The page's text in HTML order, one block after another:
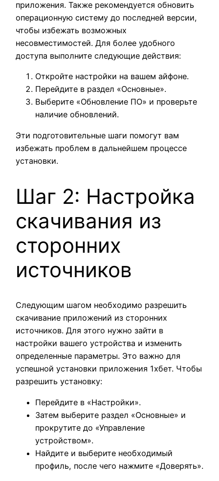
приложения. Также рекомендуется обновить
операционную систему до последней версии,
чтобы избежать возможных
несовместимостей. Для более удобного
доступа выполните следующие действия:
Откройте настройки на вашем айфоне.
Перейдите в раздел «Основные».
Выберите «Обновление ПО» и проверьте
наличие обновлений.
Эти подготовительные шаги помогут вам
избежать проблем в дальнейшем процессе
установки.
Шаг 2: Настройка
скачивания из
сторонних
источников
Следующим шагом необходимо разрешить
скачивание приложений из сторонних
источников. Для этого нужно зайти в
настройки вашего устройства и изменить
определенные параметры. Это важно для
успешной установки приложения 1хбет. Чтобы
разрешить установку:
Перейдите в «Настройки».
Затем выберите раздел «Основные» и
прокрутите до «Управление
устройством».
Найдите и выберите необходимый
профиль, после чего нажмите «Доверять».